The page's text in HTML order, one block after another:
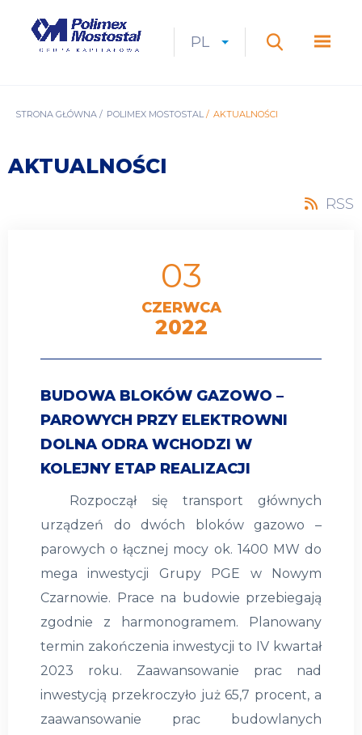
Mostostal
CURRENT
PL
ROZWIŃ
LANGUAGESZUKAJ
ŚCIEŻKA
STRONA GŁÓWNA POLIMEX MOSTOSTAL AKTUALNOŚCI
AKTUALNOŚCI
RSS
03
CZERWCA
2022
BUDOWA BLOKÓW GAZOWO –
PAROWYCH PRZY ELEKTROWNI
DOLNA ODRA WCHODZI W
KOLEJNY ETAP REALIZACJI
Rozpoczął się transport głównych
urządzeń do dwóch bloków gazowo –
parowych o łącznej mocy ok. 1400 MW do
mega inwestycji Grupy PGE w Nowym
Czarnowie. Prace na budowie przebiegają
zgodnie z harmonogramem. Planowany
termin zakończenia inwestycji to IV kwartał
2023 roku. Zaawansowanie prac nad
inwestycją przekroczyło już 65,7 procent, a
zaawansowanie prac budowlanych